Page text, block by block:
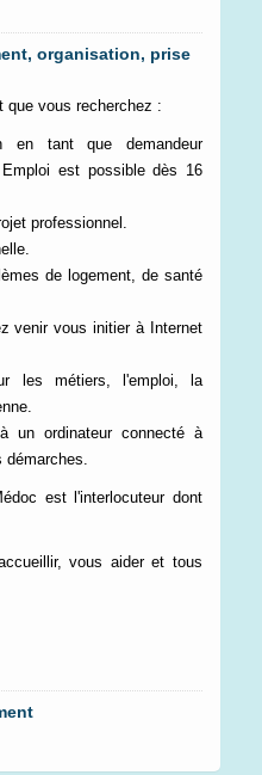
organisation, prise
que vous recherchez :
en tant que demandeur
est possible dès 16
professionnel.
de logement, de santé
venir vous initier à Internet
les métiers, l'emploi, la
un ordinateur connecté à
démarches.
est l'interlocuteur dont
vous aider et tous